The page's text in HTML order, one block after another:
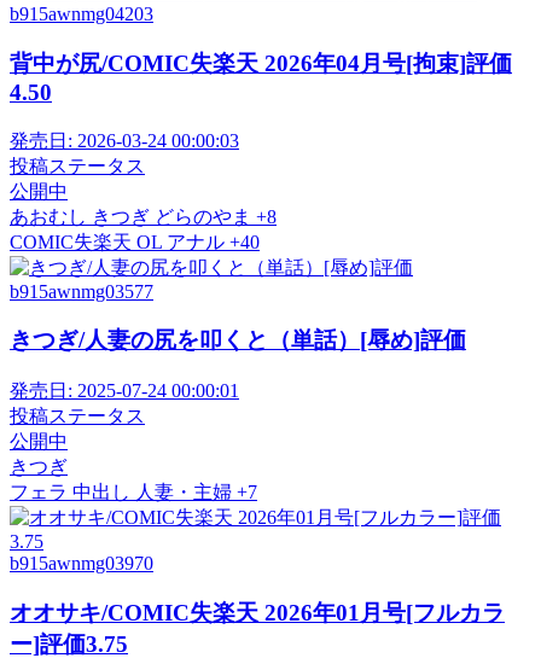
b915awnmg04203
背中が尻/COMIC失楽天 2026年04月号[拘束]評価
4.50
発売日: 2026-03-24 00:00:03
投稿ステータス
公開中
あおむし きつぎ どらのやま +8
COMIC失楽天 OL アナル +40
b915awnmg03577
きつぎ/人妻の尻を叩くと（単話）[辱め]評価
発売日: 2025-07-24 00:00:01
投稿ステータス
公開中
きつぎ
フェラ 中出し 人妻・主婦 +7
b915awnmg03970
オオサキ/COMIC失楽天 2026年01月号[フルカラ
ー]評価3.75